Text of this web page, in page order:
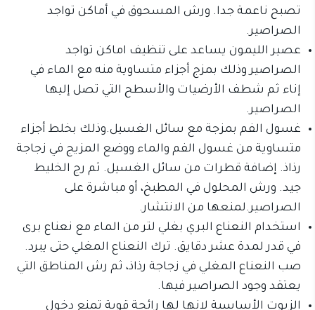
تصبح ناعمة جدا. ورش المسحوق في أماكن تواجد
الصراصير.
عصير الليمون يساعد على تنظيف اماكن تواجد
الصراصير وذلك بمزج أجزاء متساوية منه مع الماء في
إناء ثم شطف الأرضيات والأسطح التي تصل إليها
الصراصير.
غسول الفم بمزجة مع سائل الغسيل.وذلك بخلط أجزاء
متساوية من غسول الفم والماء ووضع المزيج في زجاجة
رذاذ. إضافة قطرات من سائل الغسيل. ثم رج الخليط
جيد. ورش المحلول في المطبخ، أو مباشرة على
الصراصير.لمنعها من الانتشار.
استخدام النعناع البري بغلي لتر من الماء مع نعناع برى
في قدر لمدة عشر دقايق. ترك النعناع المغلي حتى يبرد.
صب النعناع المغلي في زجاجة رذاذ، ثم رش المناطق التي
يعتقد وجود الصراصير فيها.
الزيوت الأساسية لانها لها رائحة قوية تمنع دخول